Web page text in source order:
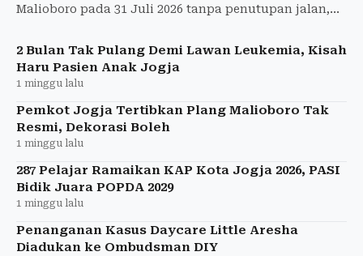
Malioboro pada 31 Juli 2026 tanpa penutupan jalan,
2 Bulan Tak Pulang Demi Lawan Leukemia, Kisah
Haru Pasien Anak Jogja
1 minggu lalu
Pemkot Jogja Tertibkan Plang Malioboro Tak
Resmi, Dekorasi Boleh
1 minggu lalu
287 Pelajar Ramaikan KAP Kota Jogja 2026, PASI
Bidik Juara POPDA 2029
1 minggu lalu
Penanganan Kasus Daycare Little Aresha
Diadukan ke Ombudsman DIY